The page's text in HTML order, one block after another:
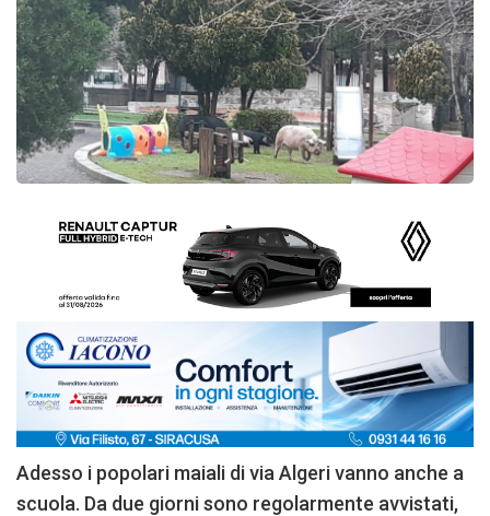
Adesso i popolari maiali di via Algeri vanno anche a
scuola. Da due giorni sono regolarmente avvistati,